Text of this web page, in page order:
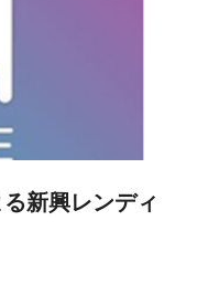
新興レンディ